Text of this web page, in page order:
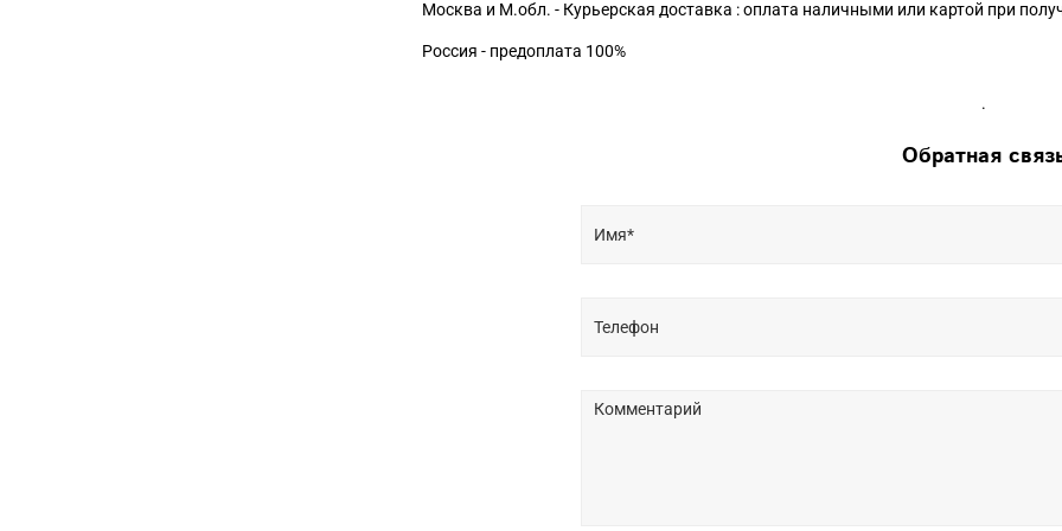
Москва и М.обл. - Курьерская доставка : оплата наличными или картой при
Россия - предоплата 100%
.
Обратная